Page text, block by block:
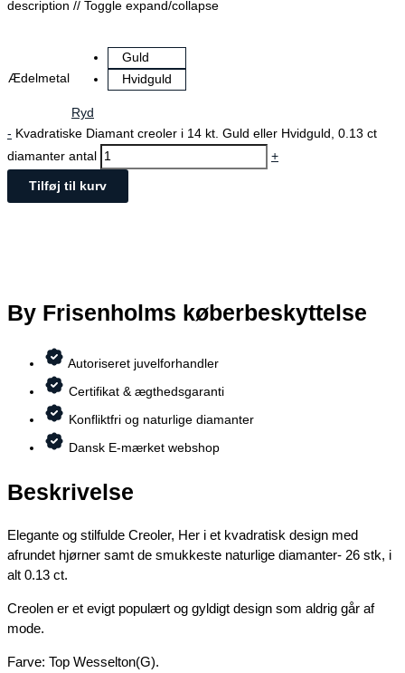
description // Toggle expand/collapse
Ædelmetal
Guld
Hvidguld
Ryd
- Kvadratiske Diamant creoler i 14 kt. Guld eller Hvidguld, 0.13 ct
diamanter antal
+
Tilføj til kurv
By Frisenholms køberbeskyttelse
Autoriseret juvelforhandler
Certifikat & ægthedsgaranti
Konfliktfri og naturlige diamanter
Dansk E-mærket webshop
Beskrivelse
Elegante og stilfulde Creoler, Her i et kvadratisk design med
afrundet hjørner samt de smukkeste naturlige diamanter- 26 stk, i
alt 0.13 ct.
Creolen er et evigt populært og gyldigt design som aldrig går af
mode.
Farve: Top Wesselton(G).